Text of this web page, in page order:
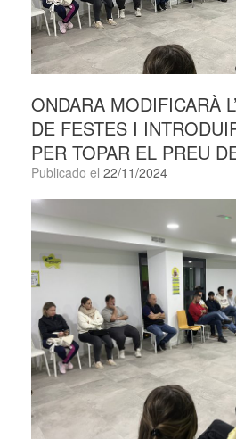
ONDARA MODIFICARÀ
DE FESTES I
PER TOPAR EL PREU
Publicado el 22/11/2024